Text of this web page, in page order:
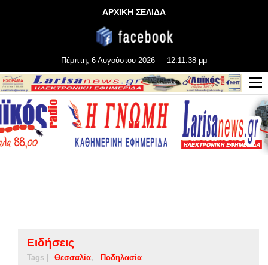
ΑΡΧΙΚΗ ΣΕΛΙΔΑ
Πέμπτη, 6 Αυγούστου 2026 12:11:38 μμ
Ειδήσεις
Tags | Θεσσαλία Ποδηλασία